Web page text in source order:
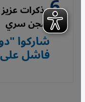
سجن سري
شاركوا
فاشل